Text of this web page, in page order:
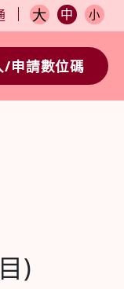
大 中 小
空氣品質：普通
/申請數位碼
)